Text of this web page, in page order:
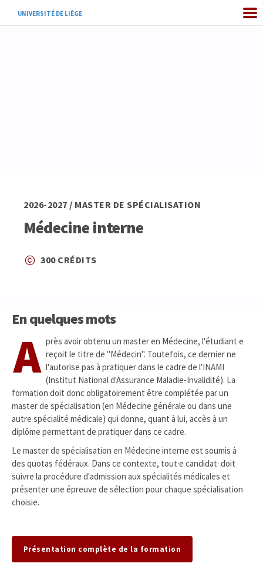
UNIVERSITÉ DE LIÈGE
2026-2027 / MASTER DE SPÉCIALISATION
Médecine interne
300 CRÉDITS
En quelques mots
A près avoir obtenu un master en Médecine, l'étudiant·e
reçoit le titre de "Médecin". Toutefois, ce dernier ne
l'autorise pas à pratiquer dans le cadre de l'INAMI
(Institut National d'Assurance Maladie-Invalidité). La
formation doit donc obligatoirement être complétée par un
master de spécialisation (en Médecine générale ou dans une
autre spécialité médicale) qui donne, quant à lui, accès à un
diplôme permettant de pratiquer dans ce cadre.
Le master de spécialisation en Médecine interne est soumis à
des quotas fédéraux. Dans ce contexte, tout·e candidat· doit
suivre la procédure d'admission aux spécialités médicales et
présenter une épreuve de sélection pour chaque spécialisation
choisie.
Présentation complète de la formation